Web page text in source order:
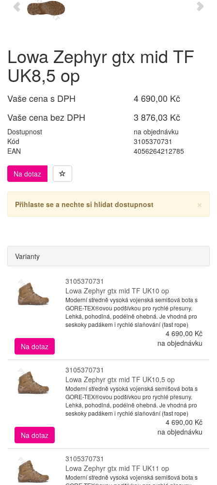
Lowa Zephyr gtx mid TF
UK8,5 op
Vaše cena s DPH
4 690,00 Kč
Vaše cena bez DPH
3 876,03 Kč
Dostupnost
na objednávku
Kód
3105370731
EAN
4056264212785
Na dotaz
×
Přihlaste se a nechte si hlídat dostupnost
Varianty
3105370731
Lowa Zephyr gtx mid TF UK10 op
Moderní středně vysoká vojenská semišová bota s
GORE-TEX®ovou podšívkou pro rychlé přesuny.
Lehká, pohodlná, podélně ohebná. Je vhodná pro
seskoky padákem i rychlé slaňování (fast rope)
4 690,00 Kč
Na dotaz
na objednávku
3105370731
Lowa Zephyr gtx mid TF UK10,5 op
Moderní středně vysoká vojenská semišová bota s
GORE-TEX®ovou podšívkou pro rychlé přesuny.
Lehká, pohodlná, podélně ohebná. Je vhodná pro
seskoky padákem i rychlé slaňování (fast rope)
4 690,00 Kč
Na dotaz
na objednávku
3105370731
Lowa Zephyr gtx mid TF UK11 op
Moderní středně vysoká vojenská semišová bota s